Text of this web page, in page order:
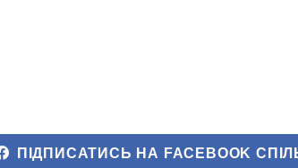
ПІДПИСАТИСЬ НА FACEBOOK